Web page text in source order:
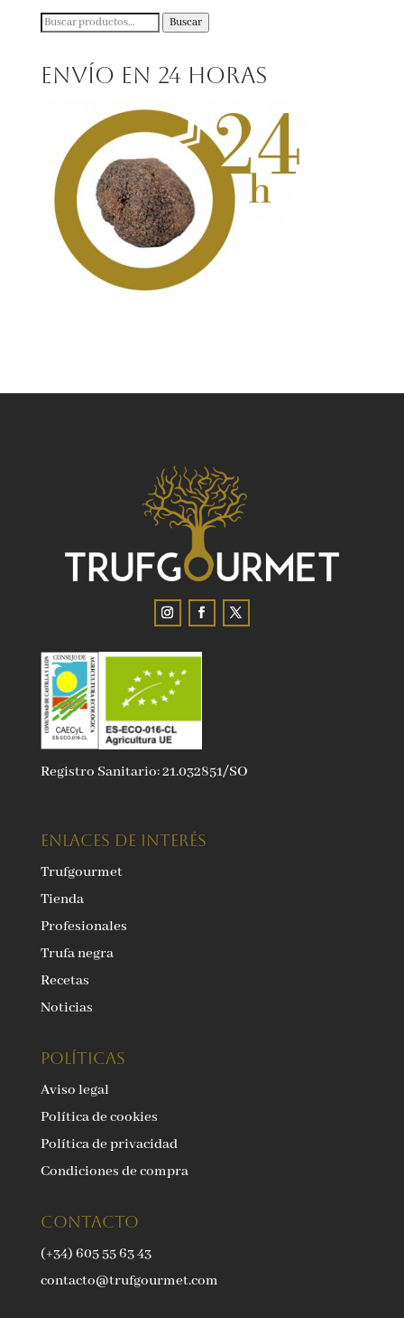
Buscar
Buscar
Envío en 24 horas
Registro Sanitario: 21.032851/SO
ENLACES DE INTERÉS
Trufgourmet
Tienda
Profesionales
Trufa negra
Recetas
Noticias
Políticas
Aviso legal
Política de cookies
Política de privacidad
Condiciones de compra
Contacto
(+34) 605 55 63 43
contacto@trufgourmet.com